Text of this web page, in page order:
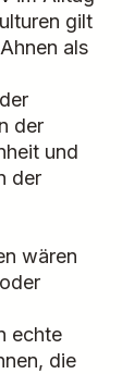
gilt
als
der
und
der
wären
echte
die